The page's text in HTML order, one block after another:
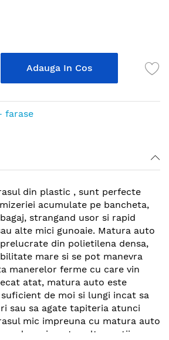
Adauga In Cos
farase
din plastic , sunt perfecte
acumulate pe bancheta,
strangand usor si rapid
alte mici gunoaie. Matura auto
din polietilena densa,
mare si se pot manevra
manerelor ferme cu care vin
atat, matura auto este
de moi si lungi incat sa
sau sa agate tapiteria atunci
mic impreuna cu matura auto
si pentru alte spatii cum